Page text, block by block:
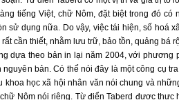
tiếng Việt, chữ Nôm, đặt biệt trong đó có
sử dụng nữa. Do vậy, việc tái hiện, số hoá
cần thiết, nhằm lưu trữ, bảo tồn, quảng bá
dựa theo bản in lại năm 2004, với phương
bản. Có thể nói đây là một công cụ
học xã hội nhân văn nói chung và
Nôm nói riêng. Từ điển Taberd được thực